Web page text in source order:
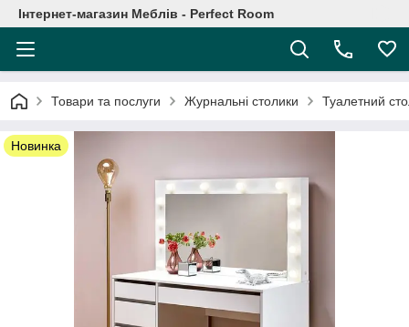
Інтернет-магазин Меблів - Perfect Room
Товари та послуги Журнальні столики Туалетний
Новинка